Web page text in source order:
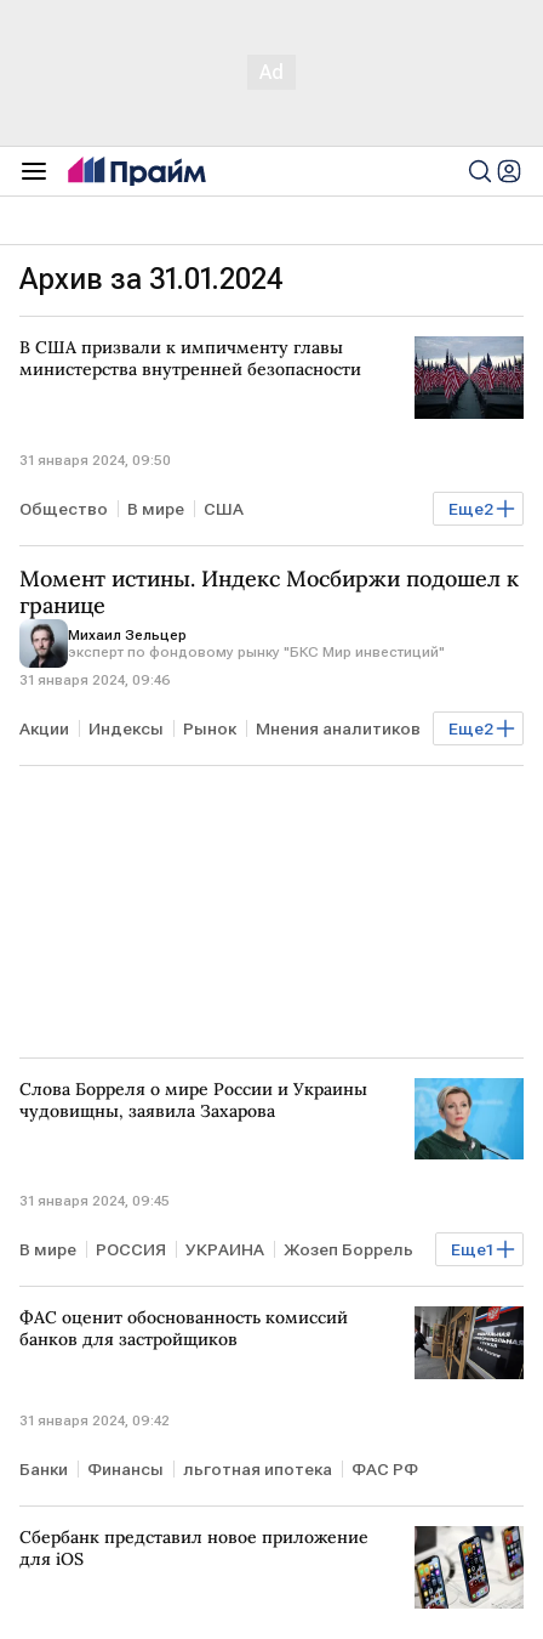
Архив за 31.01.2024
В США призвали к импичменту главы
министерства внутренней безопасности
31 января 2024, 09:50
Еще2
Общество В мире США
Палата представителей импичмент
Момент истины. Индекс Мосбиржи подошел к
границе
Михаил Зельцер
эксперт по фондовому рынку "БКС Мир инвестиций"
31 января 2024, 09:46
Еще2
Акции Индексы Рынок Мнения аналитиков
индекс Мосбиржи Курсы валют
Слова Борреля о мире России и Украины
чудовищны, заявила Захарова
31 января 2024, 09:45
Еще1
В мире РОССИЯ УКРАИНА Жозеп Боррель
Мария Захарова
ФАС оценит обоснованность комиссий
банков для застройщиков
31 января 2024, 09:42
Банки Финансы льготная ипотека ФАС РФ
Сбербанк представил новое приложение
для iOS